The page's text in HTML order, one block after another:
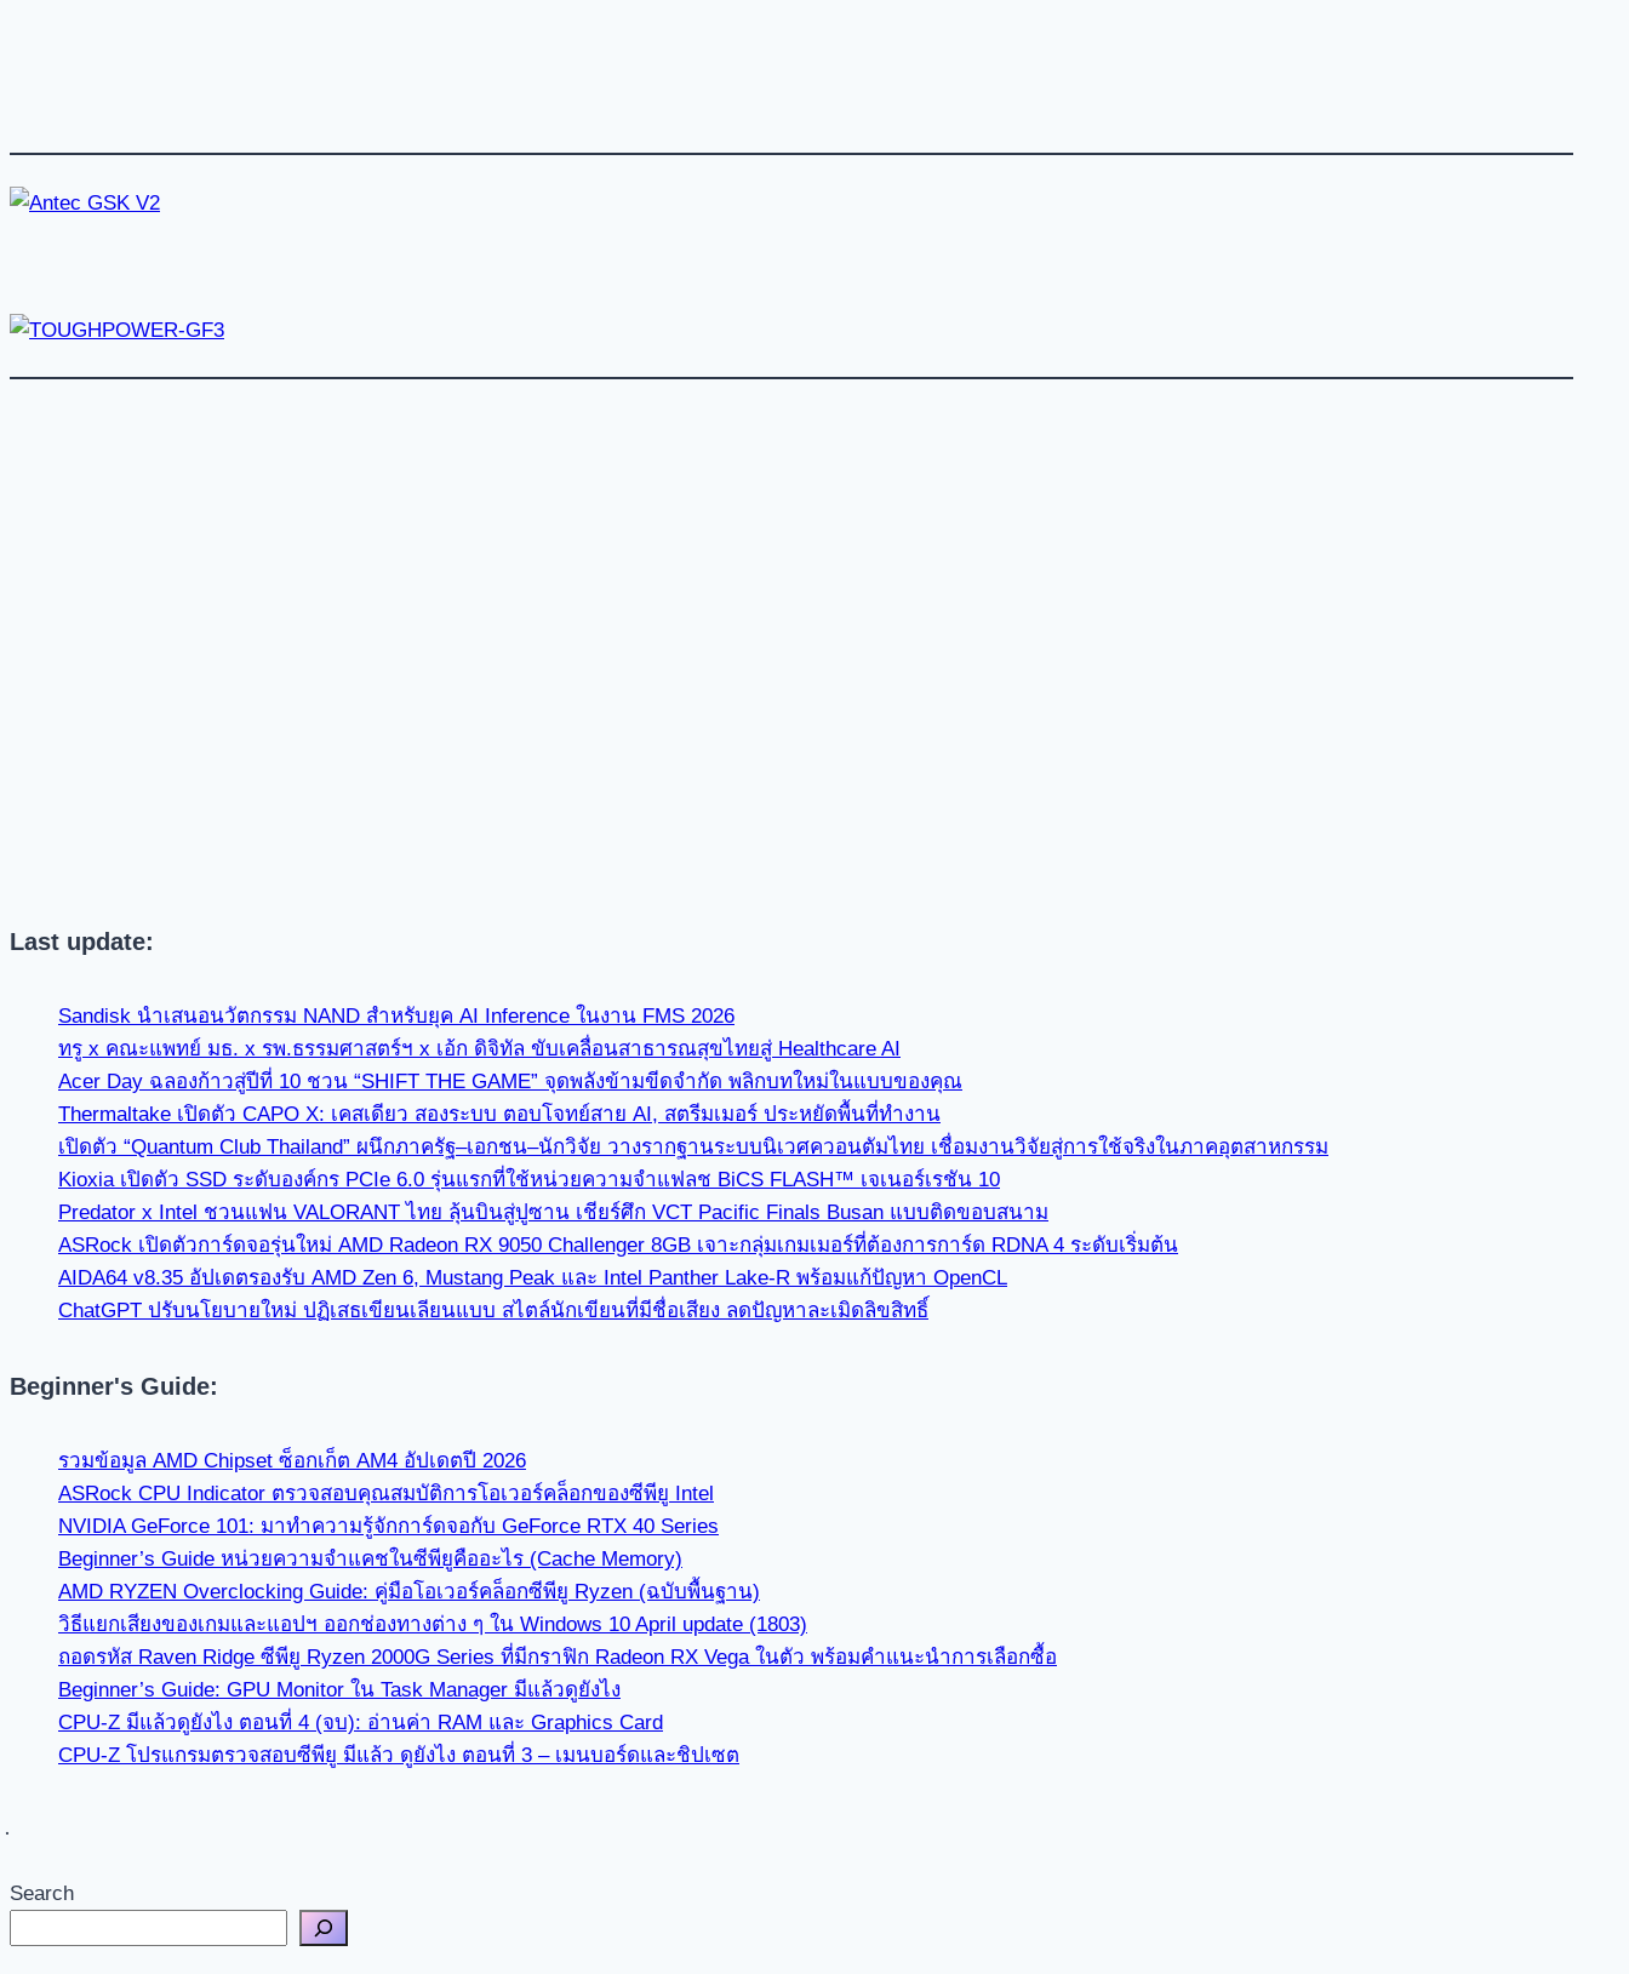
Last update:
Sandisk นำเสนอนวัตกรรม NAND สำหรับยุค AI Inference ในงาน FMS 2026
ทรู x คณะแพทย์ มธ. x รพ.ธรรมศาสตร์ฯ x เอ้ก ดิจิทัล ขับเคลื่อนสาธารณสุขไทยสู่ Healthcare AI
Acer Day ฉลองก้าวสู่ปีที่ 10 ชวน “SHIFT THE GAME” จุดพลังข้ามขีดจำกัด พลิกบทใหม่ในแบบของคุณ
Thermaltake เปิดตัว CAPO X: เคสเดียว สองระบบ ตอบโจทย์สาย AI, สตรีมเมอร์ ประหยัดพื้นที่ทำงาน
เปิดตัว “Quantum Club Thailand” ผนึกภาครัฐ–เอกชน–นักวิจัย วางรากฐานระบบนิเวศควอนตัมไทย เชื่อมงานวิจัยสู่การใช้จริงในภาคอุตสาหกรรม
Kioxia เปิดตัว SSD ระดับองค์กร PCIe 6.0 รุ่นแรกที่ใช้หน่วยความจำแฟลช BiCS FLASH™ เจเนอร์เรชัน 10
Predator x Intel ชวนแฟน VALORANT ไทย ลุ้นบินสู่ปูซาน เชียร์ศึก VCT Pacific Finals Busan แบบติดขอบสนาม
ASRock เปิดตัวการ์ดจอรุ่นใหม่ AMD Radeon RX 9050 Challenger 8GB เจาะกลุ่มเกมเมอร์ที่ต้องการการ์ด RDNA 4 ระดับเริ่มต้น
AIDA64 v8.35 อัปเดตรองรับ AMD Zen 6, Mustang Peak และ Intel Panther Lake-R พร้อมแก้ปัญหา OpenCL
ChatGPT ปรับนโยบายใหม่ ปฏิเสธเขียนเลียนแบบ สไตล์นักเขียนที่มีชื่อเสียง ลดปัญหาละเมิดลิขสิทธิ์
Beginner's Guide:
รวมข้อมูล AMD Chipset ซ็อกเก็ต AM4 อัปเดตปี 2026
ASRock CPU Indicator ตรวจสอบคุณสมบัติการโอเวอร์คล็อกของซีพียู Intel
NVIDIA GeForce 101: มาทำความรู้จักการ์ดจอกับ GeForce RTX 40 Series
Beginner’s Guide หน่วยความจำแคชในซีพียูคืออะไร (Cache Memory)
AMD RYZEN Overclocking Guide: คู่มือโอเวอร์คล็อกซีพียู Ryzen (ฉบับพื้นฐาน)
วิธีแยกเสียงของเกมและแอปฯ ออกช่องทางต่าง ๆ ใน Windows 10 April update (1803)
ถอดรหัส Raven Ridge ซีพียู Ryzen 2000G Series ที่มีกราฟิก Radeon RX Vega ในตัว พร้อมคำแนะนำการเลือกซื้อ
Beginner’s Guide: GPU Monitor ใน Task Manager มีแล้วดูยังไง
CPU-Z มีแล้วดูยังไง ตอนที่ 4 (จบ): อ่านค่า RAM และ Graphics Card
CPU-Z โปรแกรมตรวจสอบซีพียู มีแล้ว ดูยังไง ตอนที่ 3 – เมนบอร์ดและชิปเซต
Search